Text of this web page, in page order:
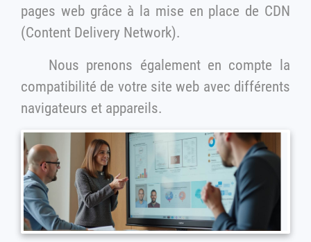
pages web grâce à la mise en place de CDN
(Content Delivery Network).
Nous prenons également en compte la
compatibilité de votre site web avec différents
navigateurs et appareils.